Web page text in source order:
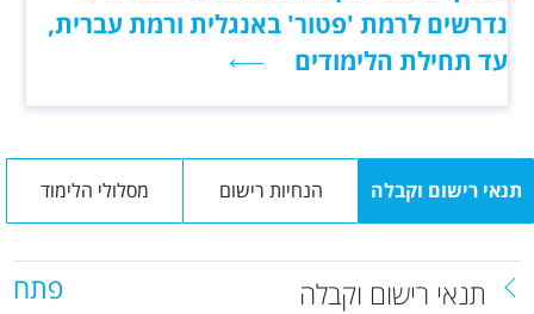
נדרשים לרמת 'פטור' באנגלית ורמת עברית,
עד תחילת הלימודים
תנאי רישום וקבלה הנחיות רישום מסלולי הלימוד
תנאי רישום וקבלה פתח